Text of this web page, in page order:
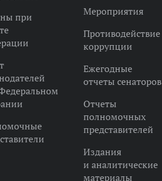
при
Мероприятия
Противодействие
коррупции
Ежегодные
отчеты сенаторов
Отчеты
полномочных
представителей
Издания
и аналитические
материалы